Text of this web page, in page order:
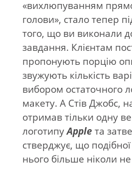
«вихлюпуванням прямо
голови», стало тепер
того, що ви виконали
завдання. Клієнтам
пропонують порцію
звужують кількість
вибором остаточного
макету. А Стів Джобс,
отримав тільки одну
логотипуApple та
стверджує, що
нього більше ніколи